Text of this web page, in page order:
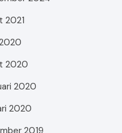
2021
2020
2020
2020
2019